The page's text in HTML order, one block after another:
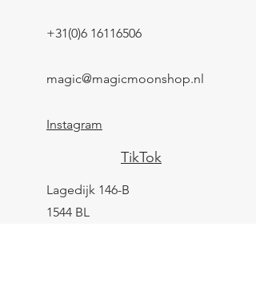
+31(0)6 16116506
magic@magicmoonshop.nl
Instagram
TikTok
Lagedijk 146-B
1544 BL